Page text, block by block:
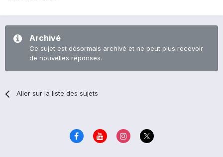
Archivé
Ce sujet est désormais archivé et ne peut plus recevoir
de nouvelles réponses.
Aller sur la liste des sujets